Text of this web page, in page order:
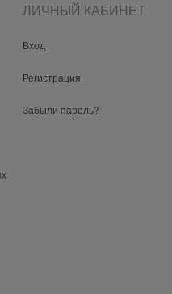
ЛИЧНЫЙ КАБИНЕТ
Вход
Регистрация
Забыли пароль?